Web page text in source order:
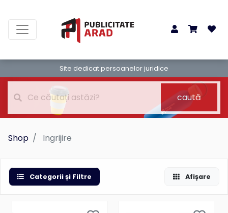
Site dedicat persoanelor juridice
caută
Shop Ingrijire
Categorii și Filtre Afișare